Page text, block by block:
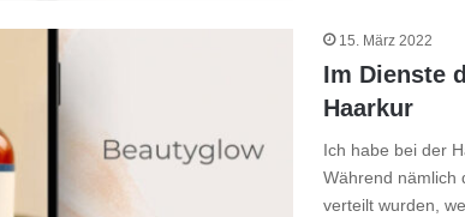
15. März 2022
Im Dienste
Haarkur
Ich habe bei der
Während nämlich
verteilt wurden,